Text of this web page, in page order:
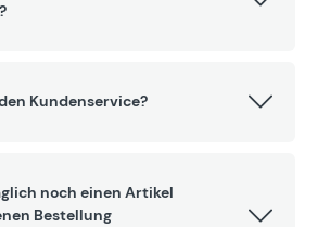
Kundenservice?
noch einen Artikel
Bestellung